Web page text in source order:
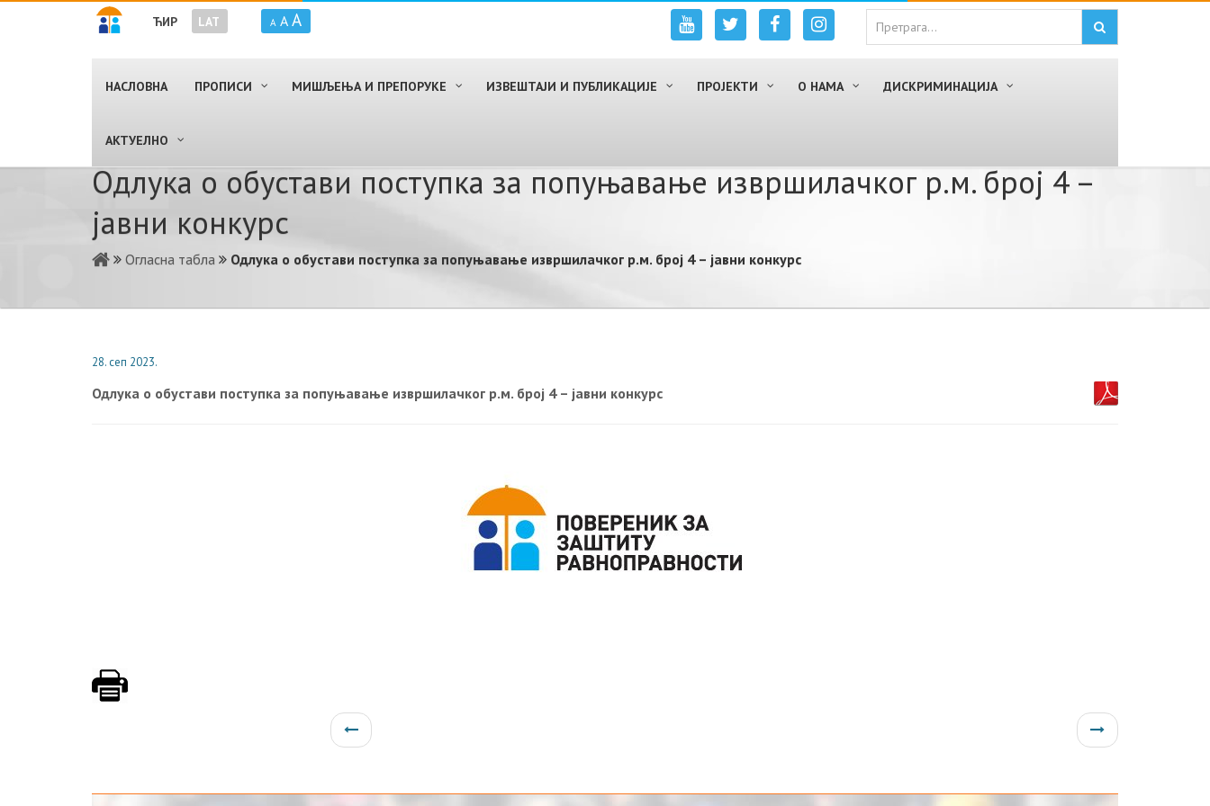
ЋИР LAT A A A
НАСЛОВНА ПРОПИСИ МИШЉЕЊА И ПРЕПОРУКЕ ИЗВЕШТАЈИ И ПУБЛИКАЦИЈЕ ПРОЈЕКТИ О НАМА ДИСКРИМИНАЦИЈА
AКТУЕЛНО
Одлука о обустави поступка за попуњавање извршилачког р.м. број 4 –
јавни конкурс
Огласна табла Одлука о обустави поступка за попуњавање извршилачког р.м. број 4 – јавни конкурс
28. сеп 2023.
Одлука о обустави поступка за попуњавање извршилачког р.м. број 4 – јавни конкурс